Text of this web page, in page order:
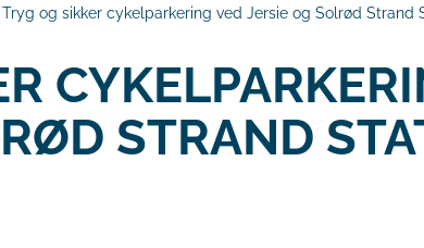
Tryg og sikker cykelparkering ved Jersie og Solrød Strand
STRAND